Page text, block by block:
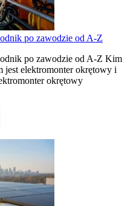
po zawodzie od A-Z
po zawodzie od A-Z Kim
jest elektromonter okrętowy i
okrętowy